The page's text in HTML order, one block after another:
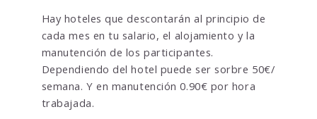
Hay hoteles que descontarán al principio de
cada mes en tu salario, el alojamiento y la
manutención de los participantes.
Dependiendo del hotel puede ser sorbre 50€/
semana. Y en manutención 0.90€ por hora
trabajada.